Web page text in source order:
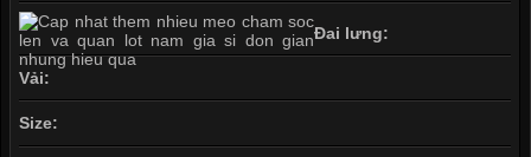
Đai lưng:
Vải:
Size: